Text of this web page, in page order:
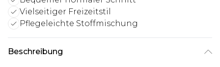
Vielseitiger Freizeitstil
Pflegeleichte Stoffmischung
Beschreibung